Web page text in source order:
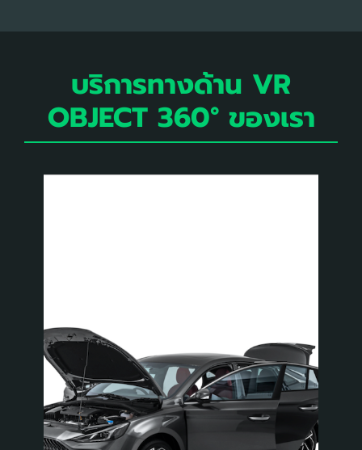
บริการทางด้าน VR
OBJECT 360° ของเรา